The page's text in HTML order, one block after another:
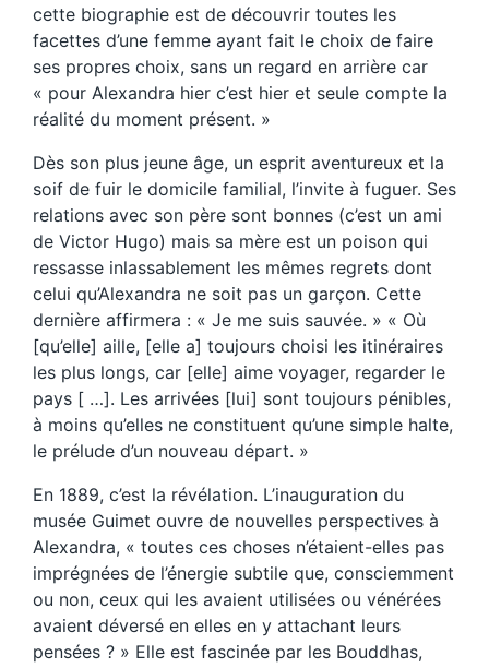
cette biographie est de découvrir toutes les
facettes d’une femme ayant fait le choix de faire
ses propres choix, sans un regard en arrière car
« pour Alexandra hier c’est hier et seule compte la
réalité du moment présent. »
Dès son plus jeune âge, un esprit aventureux et la
soif de fuir le domicile familial, l’invite à fuguer. Ses
relations avec son père sont bonnes (c’est un ami
de Victor Hugo) mais sa mère est un poison qui
ressasse inlassablement les mêmes regrets dont
celui qu’Alexandra ne soit pas un garçon. Cette
dernière affirmera : « Je me suis sauvée. » « Où
[qu’elle] aille, [elle a] toujours choisi les itinéraires
les plus longs, car [elle] aime voyager, regarder le
pays [ …]. Les arrivées [lui] sont toujours pénibles,
à moins qu’elles ne constituent qu’une simple halte,
le prélude d’un nouveau départ. »
En 1889, c’est la révélation. L’inauguration du
musée Guimet ouvre de nouvelles perspectives à
Alexandra, « toutes ces choses n’étaient-elles pas
imprégnées de l’énergie subtile que, consciemment
ou non, ceux qui les avaient utilisées ou vénérées
avaient déversé en elles en y attachant leurs
pensées ? » Elle est fascinée par les Bouddhas,